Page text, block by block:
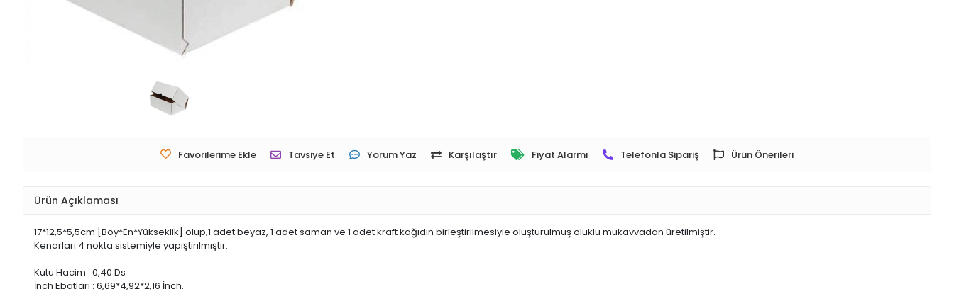
Favorilerime Ekle Tavsiye Et Yorum Yaz Karşılaştır Fiyat Alarmı Telefonla Sipariş Ürün Önerileri
Ürün Açıklaması
17*12,5*5,5cm [Boy*En*Yükseklik] olup;1 adet beyaz, 1 adet saman ve 1 adet kraft kağıdın birleştirilmesiyle oluşturulmuş oluklu mukavvadan üretilmiştir.​
Kenarları 4 nokta sistemiyle yapıştırılmıştır.
Kutu Hacim : 0,40 Ds
İnch Ebatları : 6,69*4,92*2,16 İnch.